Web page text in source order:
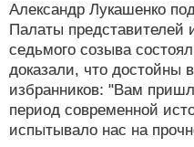
Александр Лукашенко
Палаты представителей
седьмого созыва
доказали, что достойны
избранников: "Вам
период современной
испытывало нас на